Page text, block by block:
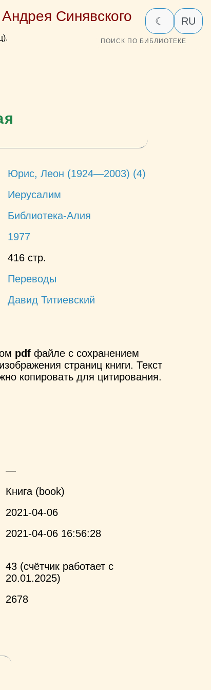
Синявского ☾ RU
ПОИСК ПО БИБЛИОТЕКЕ
Юрис, Леон (1924—2003) (4)
Иерусалим
Библиотека-Алия
1977
416 стр.
Переводы
Давид Титиевский
pdf файле с сохранением
страниц книги. Текст
копировать для цитирования.
—
Книга (book)
2021-04-06
2021-04-06 16:56:28
43 (счётчик работает с
20.01.2025)
2678